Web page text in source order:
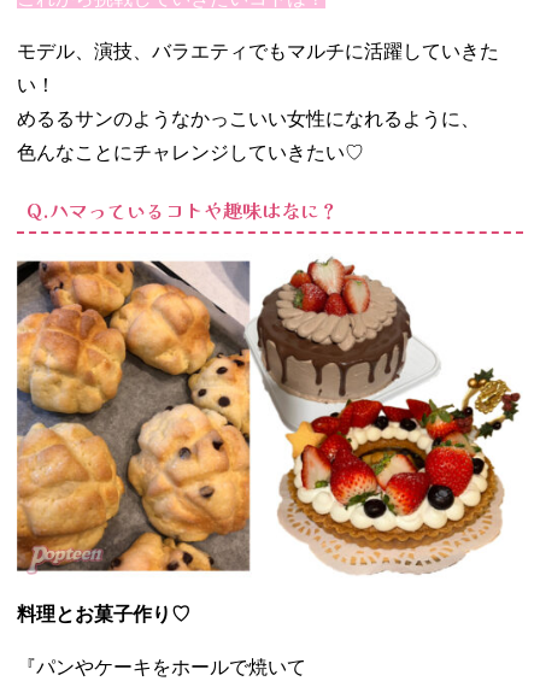
モデル、演技、バラエティでもマルチに活躍していきた
い！
めるるサンのようなかっこいい女性になれるように、
色んなことにチャレンジしていきたい♡
Q.ハマっているコトや趣味はなに？
料理とお菓子作り♡
『パンやケーキをホールで焼いて